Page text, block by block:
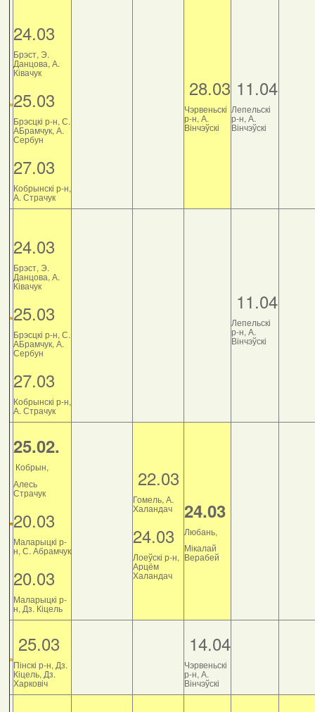
24.03
Брэст, Э.
Данцова, А.
Ківачук
25.03
Брэсцкі р-н, С.
АБрамчук, А.
Сербун
27.03
Кобрынскі р-н,
А. Страчук
28.03
Чэрвеньскі
р-н, А.
Вінчэўскі
11.04
Лепельскі
р-н, А.
Вінчэўскі
24.03
Брэст, Э.
Данцова, А.
Ківачук
25.03
Брэсцкі р-н, С.
АБрамчук, А.
Сербун
27.03
Кобрынскі р-н,
А. Страчук
11.04
Лепельскі
р-н, А.
Вінчэўскі
25.02.
Кобрын,
Алесь
Страчук
20.03
Маларыцкі р-
н, С. Абрамчук
20.03
Маларыцкі р-
н, Дз. Кіцель
22.03
Гомель, А.
Халандач
24.03
Лоеўскі р-н,
Арцём
Халандач
24.03
Любань,
Мікалай
Верабей
25.03
Пінскі р-н, Дз.
Кіцель, Дз.
Харковіч
14.04
Чэрвеньскі
р-н, А.
Вінчэўскі